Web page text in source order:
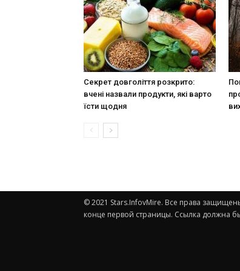
Секрет довголіття розкрито:
вчені назвали продукти, які варто
їсти щодня
© 2021 Stars.InfovMire. Все права
конце первой страницы. Ссылка должна